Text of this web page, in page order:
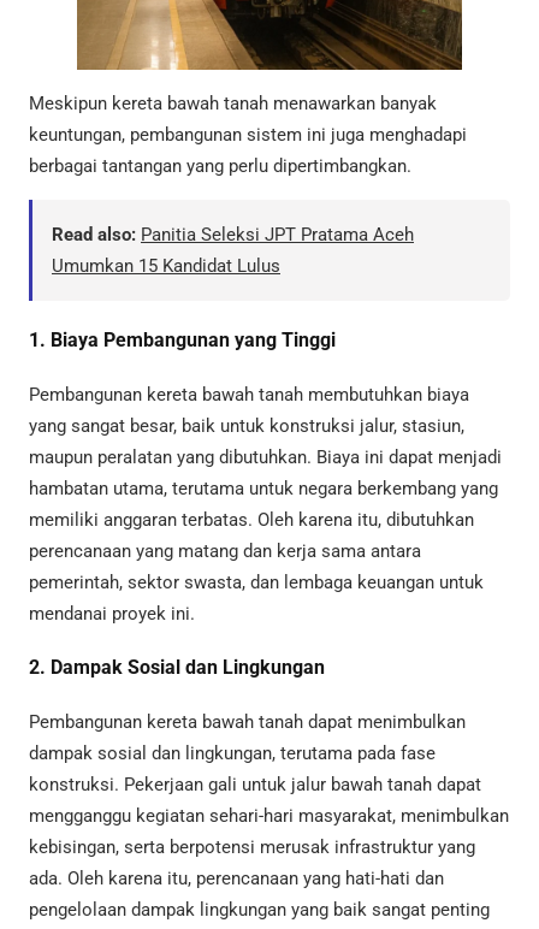
Meskipun kereta bawah tanah menawarkan banyak
keuntungan, pembangunan sistem ini juga menghadapi
berbagai tantangan yang perlu dipertimbangkan.
Read also: Panitia Seleksi JPT Pratama Aceh
Umumkan 15 Kandidat Lulus
1. Biaya Pembangunan yang Tinggi
Pembangunan kereta bawah tanah membutuhkan biaya
yang sangat besar, baik untuk konstruksi jalur, stasiun,
maupun peralatan yang dibutuhkan. Biaya ini dapat menjadi
hambatan utama, terutama untuk negara berkembang yang
memiliki anggaran terbatas. Oleh karena itu, dibutuhkan
perencanaan yang matang dan kerja sama antara
pemerintah, sektor swasta, dan lembaga keuangan untuk
mendanai proyek ini.
2. Dampak Sosial dan Lingkungan
Pembangunan kereta bawah tanah dapat menimbulkan
dampak sosial dan lingkungan, terutama pada fase
konstruksi. Pekerjaan gali untuk jalur bawah tanah dapat
mengganggu kegiatan sehari-hari masyarakat, menimbulkan
kebisingan, serta berpotensi merusak infrastruktur yang
ada. Oleh karena itu, perencanaan yang hati-hati dan
pengelolaan dampak lingkungan yang baik sangat penting